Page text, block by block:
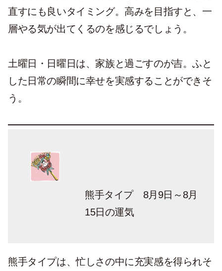
直すにも良いタイミング。高みを目指すと、一
層やる気が出てくるのを感じるでしょう。
土曜日・日曜日は、家族と過ごすのが吉。ふと
した日常の瞬間に幸せを実感することができそ
う。
熊手タイプ 8月9日～8月
15日の運気
熊手タイプは、忙しさの中に充実感を得られそ